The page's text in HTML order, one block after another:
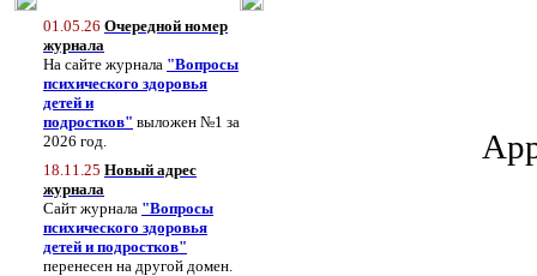
01.05.26 Очередной номер
журнала
На сайте журнала "Вопросы
психического здоровья
детей и
подростков" выложен №1 за
2026 год.
18.11.25 Новый адрес
журнала
Сайт журнала "Вопросы
психического здоровья
детей и подростков"
перенесен на другой домен.